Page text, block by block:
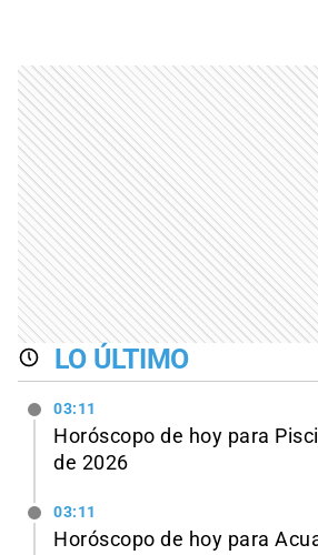
LO ÚLTIMO
03:11
Horóscopo de hoy para
de 2026
03:11
Horóscopo de hoy para